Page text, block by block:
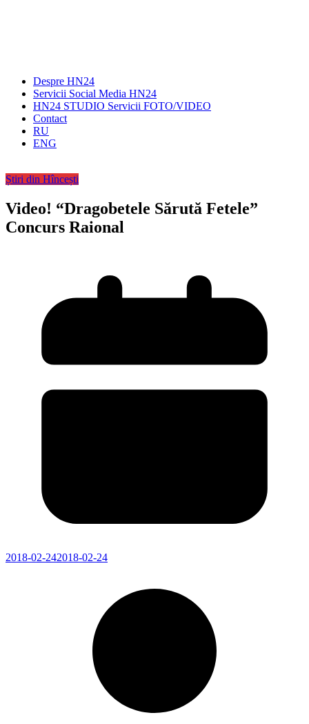
Despre HN24
Servicii Social Media HN24
HN24 STUDIO Servicii FOTO/VIDEO
Contact
RU
ENG
Știri din Hîncești
Video! “Dragobetele Sărută Fetele”
Concurs Raional
2018-02-242018-02-24